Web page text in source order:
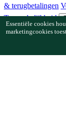
& terugbetalingen
Toegankelijkheid
Hoe Leaftide werkt
Essentiële cookies
marketingcookies